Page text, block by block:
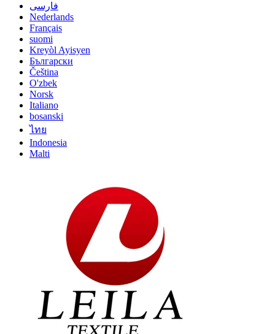
فارسی
Nederlands
Français
suomi
Kreyòl Ayisyen
Български
Čeština
O'zbek
Norsk
Italiano
bosanski
ไทย
Indonesia
Malti